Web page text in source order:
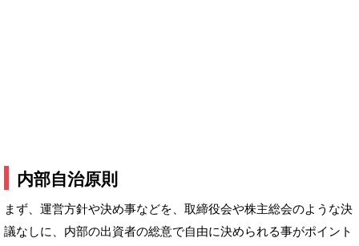
内部自治原則
まず、運営方針や決め事などを、取締役会や株主総会のような決
議なしに、内部の出資者の総意で自由に決められる事がポイント